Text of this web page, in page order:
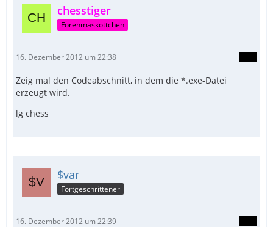
chesstiger
Forenmaskottchen
16. Dezember 2012 um 22:38
Zeig mal den Codeabschnitt, in dem die *.exe-Datei
erzeugt wird.
lg chess
$var
Fortgeschrittener
16. Dezember 2012 um 22:39